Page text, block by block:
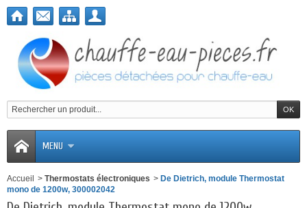
MENU
Accueil > Thermostats électroniques > De Dietrich, module Thermostat
mono de 1200w, 300002042